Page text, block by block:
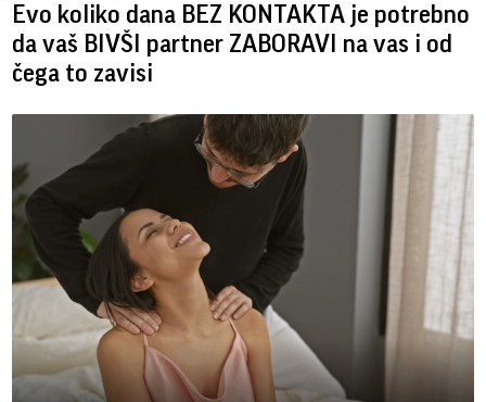
Evo koliko dana BEZ KONTAKTA je potrebno
da vaš BIVŠI partner ZABORAVI na vas i od
čega to zavisi